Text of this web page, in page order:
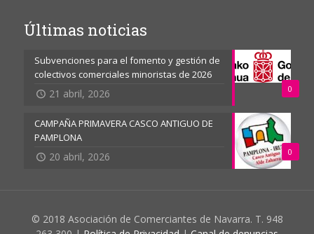
Últimas noticias
0
Subvenciones para el fomento y gestión de
colectivos comerciales minoristas de 2026
21 abril, 2026
0
CAMPAÑA PRIMAVERA CASCO ANTIGUO DE
PAMPLONA
20 abril, 2026
© 2018 Asociación de Comerciantes de Navarra. T. 948